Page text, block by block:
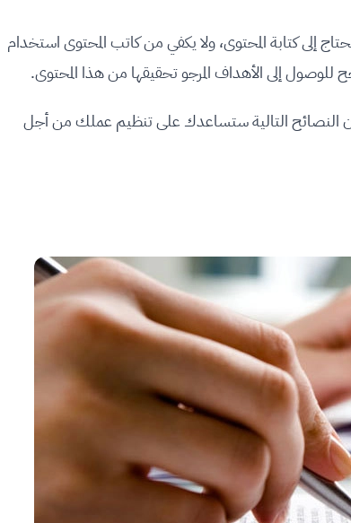
إلى كتابة المحتوى، ولا يكفي من كاتب المحتوى استخدام
للوصول إلى الأهداف المرجو تحقيقها من هذا المحتوى.
فإن النصائح التالية ستساعدك على تنظيم عملك من أجل